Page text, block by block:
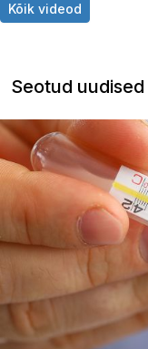
Kõik videod
Seotud uudised